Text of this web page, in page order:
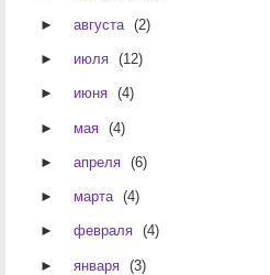
► августа (2)
► июля (12)
► июня (4)
► мая (4)
► апреля (6)
► марта (4)
► февраля (4)
► января (3)